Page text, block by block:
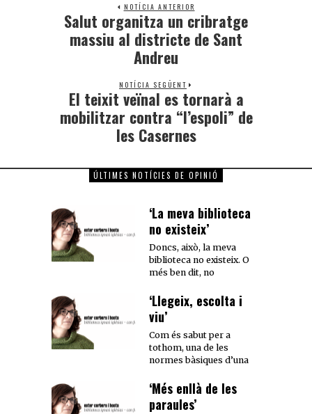
NOTÍCIA ANTERIOR
Salut organitza un cribratge
massiu al districte de Sant
Andreu
NOTÍCIA SEGÜENT
El teixit veïnal es tornarà a
mobilitzar contra “l’espoli” de
les Casernes
ÚLTIMES NOTÍCIES DE OPINIÓ
‘La meva biblioteca
no existeix’
Doncs, això, la meva
biblioteca no existeix. O
més ben dit, no
‘Llegeix, escolta i
viu’
Com és sabut per a
tothom, una de les
normes bàsiques d’una
‘Més enllà de les
paraules’